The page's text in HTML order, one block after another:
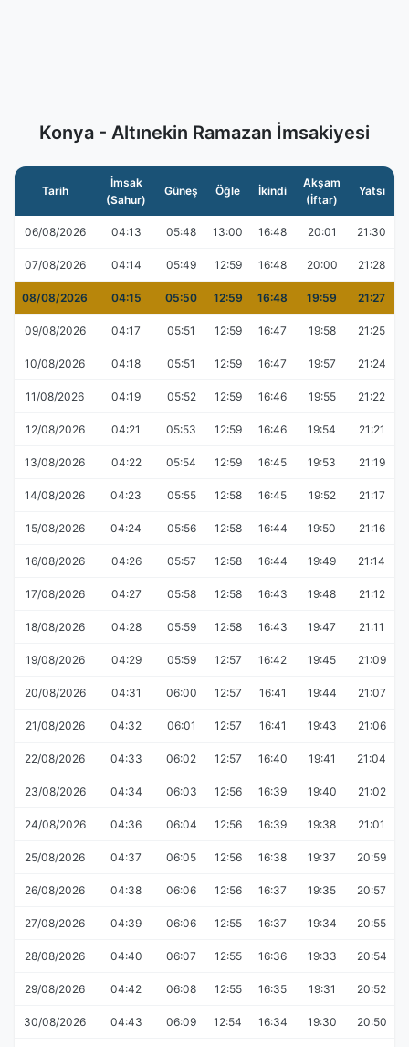
Konya - Altınekin Ramazan İmsakiyesi
Tarih
İmsak
(Sahur)
Güneş Öğle İkindi
Akşam
(İftar)
Yatsı
06/08/2026 04:13 05:48 13:00 16:48 20:01 21:30
07/08/2026 04:14 05:49 12:59 16:48 20:00 21:28
08/08/2026 04:15 05:50 12:59 16:48 19:59 21:27
09/08/2026 04:17 05:51 12:59 16:47 19:58 21:25
10/08/2026 04:18 05:51 12:59 16:47 19:57 21:24
11/08/2026 04:19 05:52 12:59 16:46 19:55 21:22
12/08/2026 04:21 05:53 12:59 16:46 19:54 21:21
13/08/2026 04:22 05:54 12:59 16:45 19:53 21:19
14/08/2026 04:23 05:55 12:58 16:45 19:52 21:17
15/08/2026 04:24 05:56 12:58 16:44 19:50 21:16
16/08/2026 04:26 05:57 12:58 16:44 19:49 21:14
17/08/2026 04:27 05:58 12:58 16:43 19:48 21:12
18/08/2026 04:28 05:59 12:58 16:43 19:47 21:11
19/08/2026 04:29 05:59 12:57 16:42 19:45 21:09
20/08/2026 04:31 06:00 12:57 16:41 19:44 21:07
21/08/2026 04:32 06:01 12:57 16:41 19:43 21:06
22/08/2026 04:33 06:02 12:57 16:40 19:41 21:04
23/08/2026 04:34 06:03 12:56 16:39 19:40 21:02
24/08/2026 04:36 06:04 12:56 16:39 19:38 21:01
25/08/2026 04:37 06:05 12:56 16:38 19:37 20:59
26/08/2026 04:38 06:06 12:56 16:37 19:35 20:57
27/08/2026 04:39 06:06 12:55 16:37 19:34 20:55
28/08/2026 04:40 06:07 12:55 16:36 19:33 20:54
29/08/2026 04:42 06:08 12:55 16:35 19:31 20:52
30/08/2026 04:43 06:09 12:54 16:34 19:30 20:50